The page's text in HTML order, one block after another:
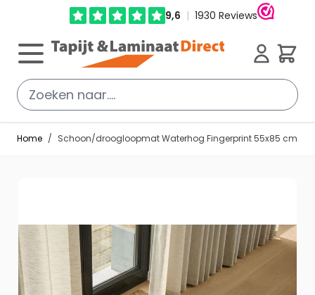
Ga direct door naar de inhoud
Cart
Home / Schoon/droogloopmat Waterhog Fingerprint 55x85 cm